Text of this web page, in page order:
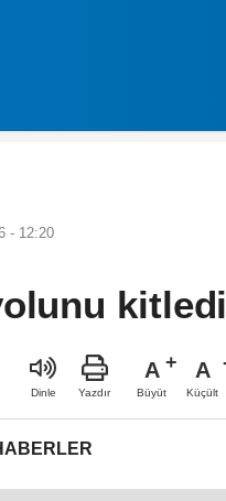
- 12:20
kitledi
Dinle Yazdır
A
Büyüt
A
Küçült